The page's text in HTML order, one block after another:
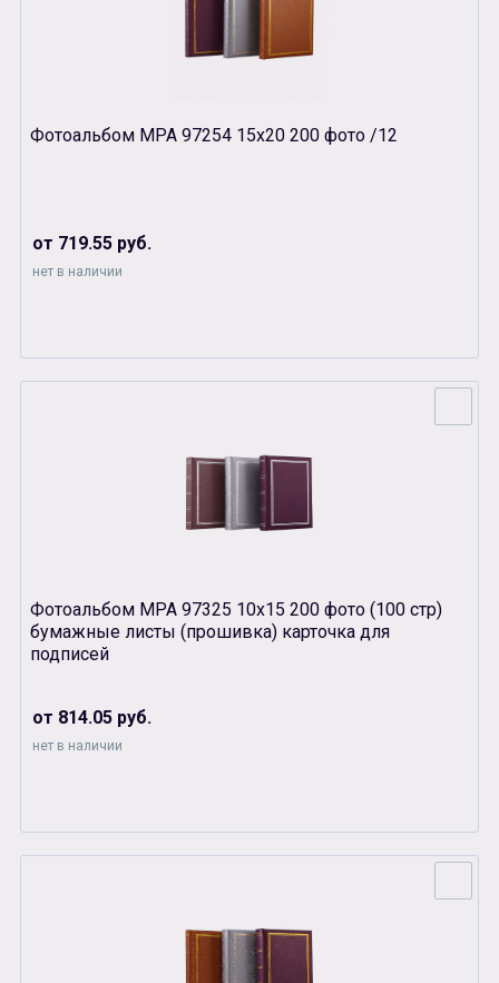
Фотоальбом МРА 97254 15х20 200 фото /12
от 719.55 руб.
нет в наличии
Фотоальбом МРА 97325 10х15 200 фото (100 стр)
бумажные листы (прошивка) карточка для
подписей
от 814.05 руб.
нет в наличии